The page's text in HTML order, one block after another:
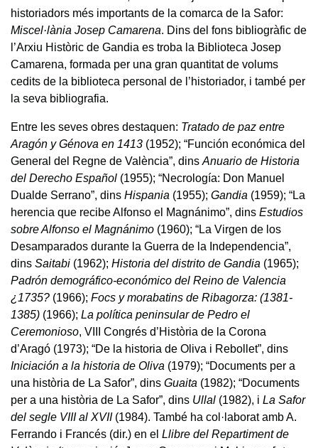
historiadors més importants de la comarca de la Safor:
Miscel·lània Josep Camarena. Dins del fons bibliogràfic de
l’Arxiu Històric de Gandia es troba la Biblioteca Josep
Camarena, formada per una gran quantitat de volums
cedits de la biblioteca personal de l’historiador, i també per
la seva bibliografia.
Entre les seves obres destaquen: Tratado de paz entre
Aragón y Génova en 1413 (1952); “Función económica del
General del Regne de València”, dins Anuario de Historia
del Derecho Español (1955); “Necrología: Don Manuel
Dualde Serrano”, dins Hispania (1955); Gandia (1959); “La
herencia que recibe Alfonso el Magnánimo”, dins Estudios
sobre Alfonso el Magnánimo (1960); “La Virgen de los
Desamparados durante la Guerra de la Independencia”,
dins Saitabi (1962); Historia del distrito de Gandia (1965);
Padrón demográfico-económico del Reino de Valencia
¿1735? (1966); Focs y morabatins de Ribagorza: (1381-
1385) (1966); La política peninsular de Pedro el
Ceremonioso, VIII Congrés d’Història de la Corona
d’Aragó (1973); “De la historia de Oliva i Rebollet”, dins
Iniciación a la historia de Oliva (1979); “Documents per a
una història de La Safor”, dins Guaita (1982); “Documents
per a una història de La Safor”, dins Ullal (1982), i La Safor
del segle VIII al XVII(1984). També ha col·laborat amb A.
Ferrando i Francés (dir.) en el Llibre del Repartiment de